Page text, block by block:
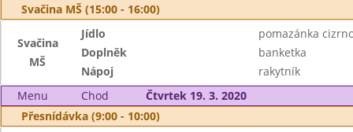
Svačina MŠ (15:00 - 16:00)
Svačina
MŠ
Jídlo
pomazánka
Doplněk
banketka
Nápoj
rakytník
Menu
Chod
Čtvrtek 19. 3. 2020
Přesnídávka (9:00 - 10:00)